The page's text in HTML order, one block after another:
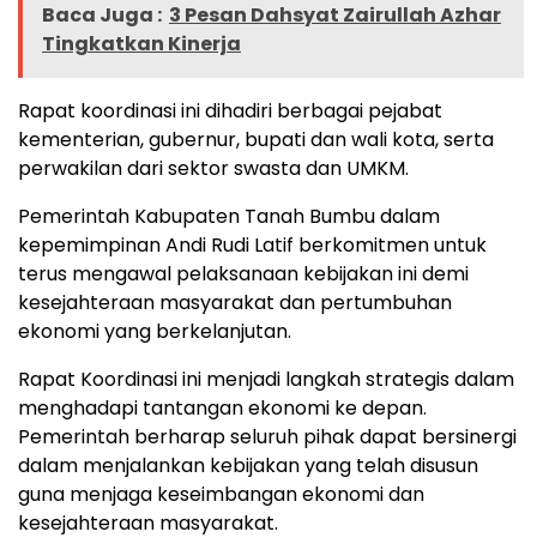
Baca Juga : 3 Pesan Dahsyat Zairullah Azhar
Tingkatkan Kinerja
Rapat koordinasi ini dihadiri berbagai pejabat
kementerian, gubernur, bupati dan wali kota, serta
perwakilan dari sektor swasta dan UMKM.
Pemerintah Kabupaten Tanah Bumbu dalam
kepemimpinan Andi Rudi Latif berkomitmen untuk
terus mengawal pelaksanaan kebijakan ini demi
kesejahteraan masyarakat dan pertumbuhan
ekonomi yang berkelanjutan.
Rapat Koordinasi ini menjadi langkah strategis dalam
menghadapi tantangan ekonomi ke depan.
Pemerintah berharap seluruh pihak dapat bersinergi
dalam menjalankan kebijakan yang telah disusun
guna menjaga keseimbangan ekonomi dan
kesejahteraan masyarakat.